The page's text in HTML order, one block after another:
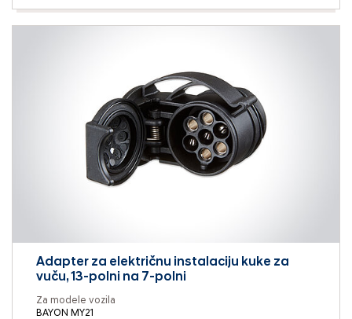
Adapter za električnu instalaciju kuke za
vuču, 13-polni na 7-polni
Za modele vozila
BAYON MY21